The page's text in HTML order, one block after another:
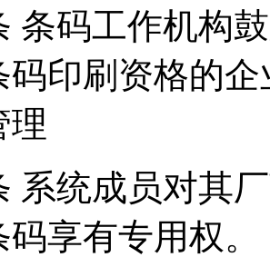
条码工作机构
码印刷资格的
理
系统成员对其
享有专用权。